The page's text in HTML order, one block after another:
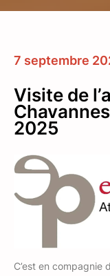
7 septembre
Visite de
2025
C’est en compagnie